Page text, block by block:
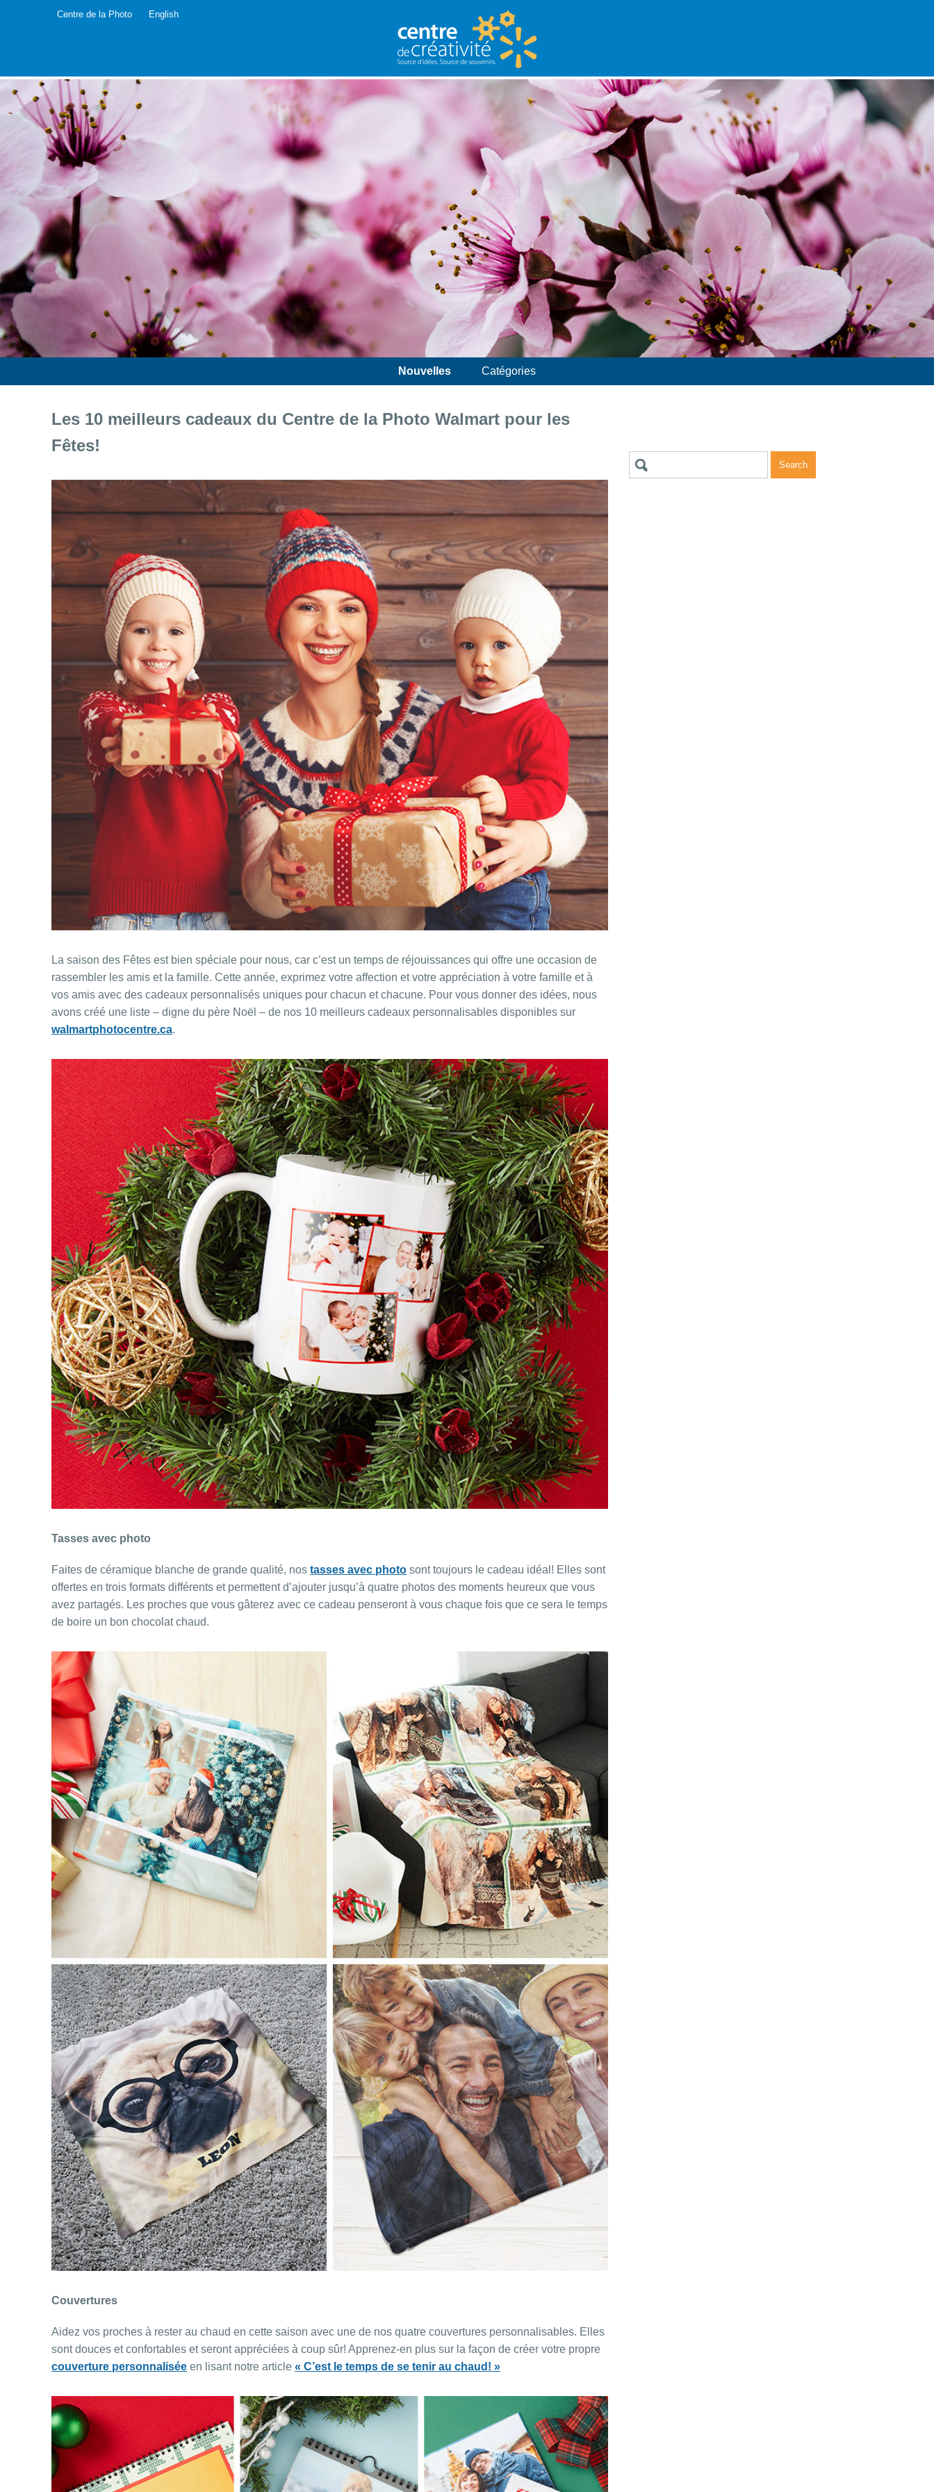
Centre de la Photo English
Nouvelles Catégories
Les 10 meilleurs cadeaux du Centre de la Photo Walmart pour les
Fêtes!
La saison des Fêtes est bien spéciale pour nous, car c’est un temps de réjouissances qui offre une occasion de
rassembler les amis et la famille. Cette année, exprimez votre affection et votre appréciation à votre famille et à
vos amis avec des cadeaux personnalisés uniques pour chacun et chacune. Pour vous donner des idées, nous
avons créé une liste – digne du père Noël – de nos 10 meilleurs cadeaux personnalisables disponibles sur
walmartphotocentre.ca.
Tasses avec photo
Faites de céramique blanche de grande qualité, nos tasses avec photo sont toujours le cadeau idéal! Elles sont
offertes en trois formats différents et permettent d’ajouter jusqu’à quatre photos des moments heureux que vous
avez partagés. Les proches que vous gâterez avec ce cadeau penseront à vous chaque fois que ce sera le temps
de boire un bon chocolat chaud.
Couvertures
Aidez vos proches à rester au chaud en cette saison avec une de nos quatre couvertures personnalisables. Elles
sont douces et confortables et seront appréciées à coup sûr! Apprenez-en plus sur la façon de créer votre propre
couverture personnalisée en lisant notre article « C’est le temps de se tenir au chaud! »